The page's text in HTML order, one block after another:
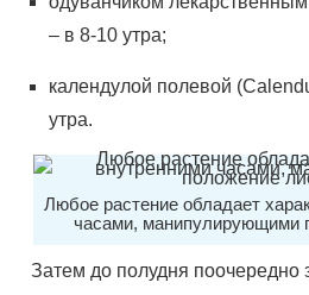
– в 8-10 утра;
календулой полевой
утра.
Любое растение обладает
часами, манипулирующими
Затем до полудня поочередно